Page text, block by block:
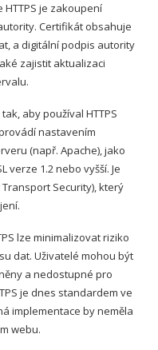
je zakoupení
Certifikát obsahuje
a digitální podpis autority
zajistit aktualizaci
aby používal HTTPS
nastavením
(např. Apache), jako
verze 1.2 nebo vyšší. Je
Transport Security), který
lze minimalizovat riziko
dat. Uživatelé mohou být
a nedostupné pro
je dnes standardem ve
implementace by neměla
webu.